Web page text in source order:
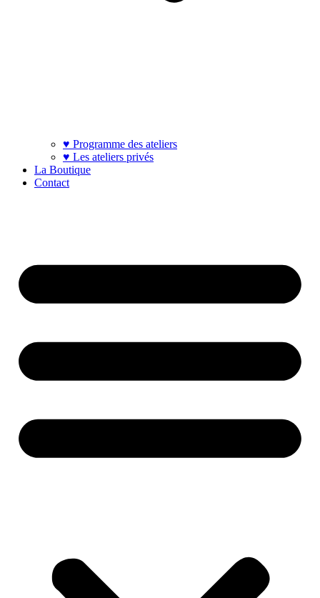
♥ Programme des ateliers
♥ Les ateliers privés
La Boutique
Contact